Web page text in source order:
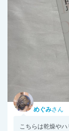
めぐみさん
こちらは乾燥や